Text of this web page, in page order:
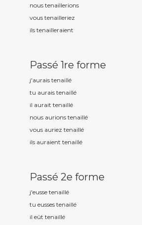
nous tenaillerions
vous tenailleriez
ils tenailleraient
Passé 1re forme
j'aurais tenaillé
tu aurais tenaillé
il aurait tenaillé
nous aurions tenaillé
vous auriez tenaillé
ils auraient tenaillé
Passé 2e forme
j'eusse tenaillé
tu eusses tenaillé
il eût tenaillé